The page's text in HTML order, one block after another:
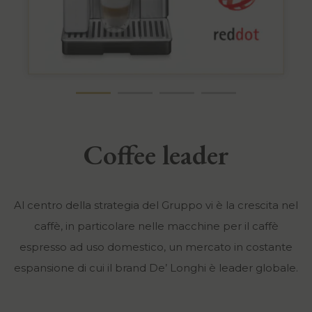
Coffee leader
Al centro della strategia del Gruppo vi è la crescita nel
caffè, in particolare nelle macchine per il caffè
espresso ad uso domestico, un mercato in costante
espansione di cui il brand De’ Longhi è leader globale.